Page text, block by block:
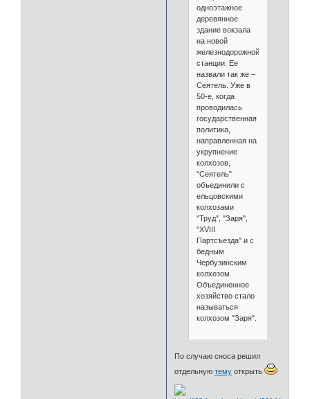
одноэтажное
деревянное
здание вокзала
на новой
железнодорожной
станции. Ее
назвали так же –
Сеятель. Уже в
50-е, когда
проводилась
государственная
политика,
направленная на
укрупнение
колхозов,
"Сеятель"
объединили с
ельцовскими
колхозами
"Труд", "Заря",
"XVIII
Партсъезда" и с
бедным
Чербузинским
колхозом.
Объединенное
хозяйство стало
называться
колхозом "Заря".
По случаю сноса решил
отдельнуютему открыть